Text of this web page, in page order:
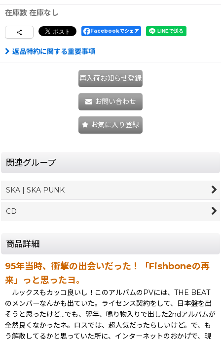
在庫数 在庫なし
Facebookでシェア
返品特約に関する重要事項
再入荷お知らせ登録
お問い合わせ
お気に入り登録
関連グループ
SKA | SKA PUNK
CD
商品詳細
95年当時、衝撃の出会いだった！「Fishboneの再
来」っと思ったヨ。
ルックスもカッコ良いし！このアルバムのPVには、THE BEAT
のメンバーなんかも出ていた。ライセンス契約をして、日本盤を出
そうと思ったけど...でも、翌年、鳴り物入りで出した2ndアルバムが
全然良くなかったネ。ロスでは、超人気だったらしいけど。で、も
う解散してるかと思っていた所に、インターネットのおかげで、現